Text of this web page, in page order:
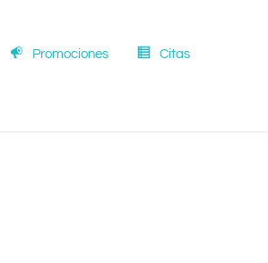
Promociones Citas